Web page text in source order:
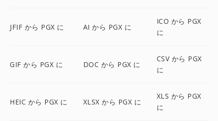
JFIF から PGX に AI から PGX に
ICO から PGX
に
GIF から PGX に DOC から PGX に
CSV から PGX
に
HEIC から PGX に XLSX から PGX に
XLS から PGX
に